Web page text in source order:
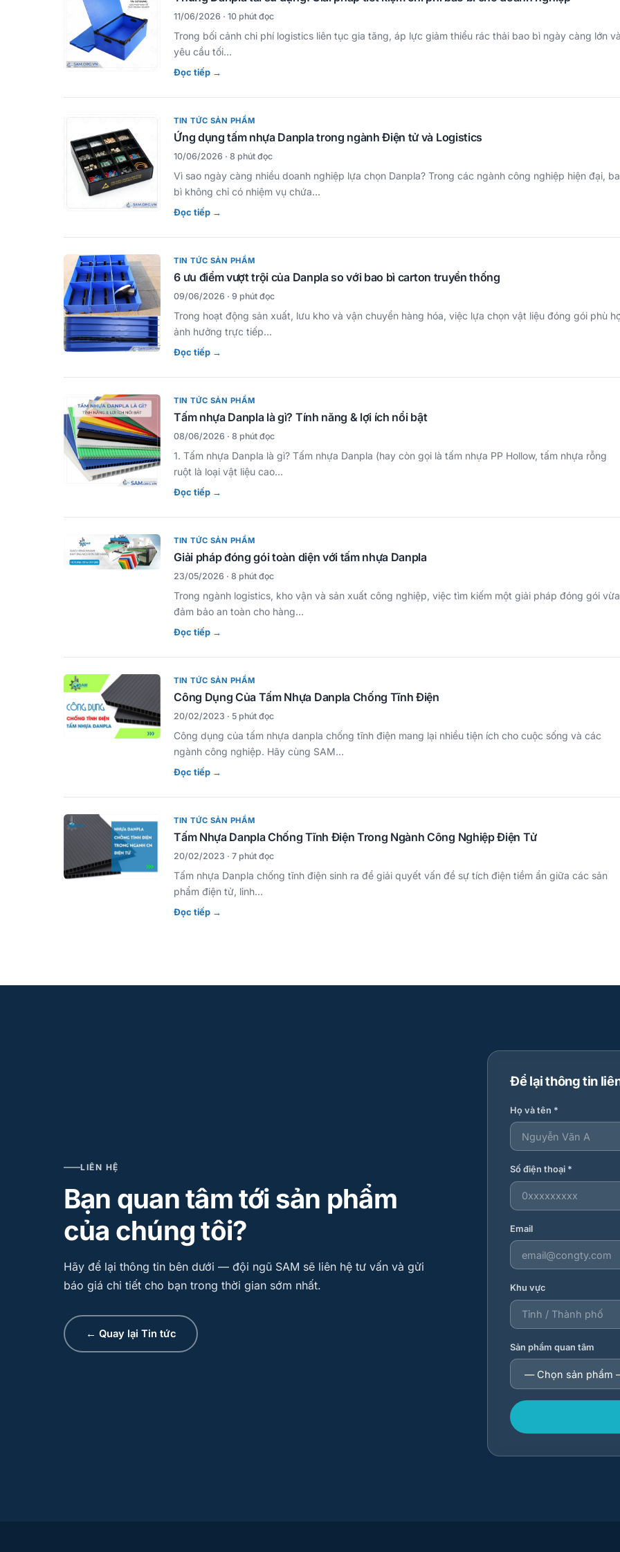
11/06/2026 · 10 phút đọc
Trong bối cảnh chi phí logistics liên tục gia tăng, áp lực giảm thiểu rác thải bao bì ngày càng lớn
yêu cầu tối…
Đọc tiếp →
TIN TỨC SẢN PHẨM
Ứng dụng tấm nhựa Danpla trong ngành Điện tử và Logistics
10/06/2026 · 8 phút đọc
Vì sao ngày càng nhiều doanh nghiệp lựa chọn Danpla? Trong các ngành công nghiệp hiện đại,
bì không chỉ có nhiệm vụ chứa…
Đọc tiếp →
TIN TỨC SẢN PHẨM
6 ưu điểm vượt trội của Danpla so với bao bì carton truyền thống
09/06/2026 · 9 phút đọc
Trong hoạt động sản xuất, lưu kho và vận chuyển hàng hóa, việc lựa chọn vật liệu đóng gói phù
ảnh hưởng trực tiếp…
Đọc tiếp →
TIN TỨC SẢN PHẨM
Tấm nhựa Danpla là gì? Tính năng & lợi ích nổi bật
08/06/2026 · 8 phút đọc
1. Tấm nhựa Danpla là gì? Tấm nhựa Danpla (hay còn gọi là tấm nhựa PP Hollow, tấm nhựa rỗng
ruột là loại vật liệu cao…
Đọc tiếp →
TIN TỨC SẢN PHẨM
Giải pháp đóng gói toàn diện với tấm nhựa Danpla
23/05/2026 · 8 phút đọc
Trong ngành logistics, kho vận và sản xuất công nghiệp, việc tìm kiếm một giải pháp đóng gói vừa
đảm bảo an toàn cho hàng…
Đọc tiếp →
TIN TỨC SẢN PHẨM
Công Dụng Của Tấm Nhựa Danpla Chống Tĩnh Điện
20/02/2023 · 5 phút đọc
Công dụng của tấm nhựa danpla chống tĩnh điện mang lại nhiều tiện ích cho cuộc sống và các
ngành công nghiệp. Hãy cùng SAM…
Đọc tiếp →
TIN TỨC SẢN PHẨM
Tấm Nhựa Danpla Chống Tĩnh Điện Trong Ngành Công Nghiệp Điện Tử
20/02/2023 · 7 phút đọc
Tấm nhựa Danpla chống tĩnh điện sinh ra để giải quyết vấn đề sự tích điện tiềm ẩn giữa các sản
phẩm điện tử, linh…
Đọc tiếp →
LIÊN HỆ
Bạn quan tâm tới sản phẩm
của chúng tôi?
Hãy để lại thông tin bên dưới — đội ngũ SAM sẽ liên hệ tư vấn và gửi
báo giá chi tiết cho bạn trong thời gian sớm nhất.
← Quay lại Tin tức
Để lại thông tin
Họ và tên *
Số điện thoại *
Email
Khu vực
Sản phẩm quan tâm